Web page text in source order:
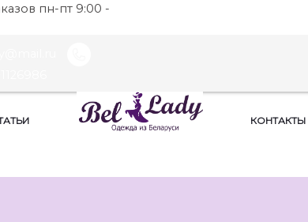
пн-пт 9:00 -
КОНТАКТЫ